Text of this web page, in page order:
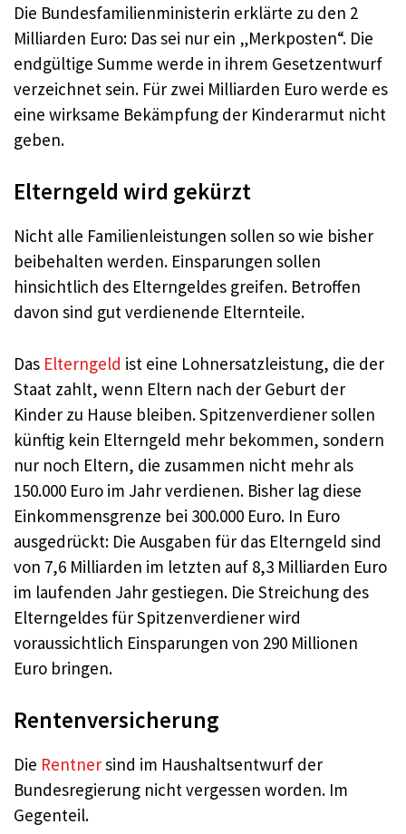
Die Bundesfamilienministerin erklärte zu den 2
Milliarden Euro: Das sei nur ein „Merkposten“. Die
endgültige Summe werde in ihrem Gesetzentwurf
verzeichnet sein. Für zwei Milliarden Euro werde es
eine wirksame Bekämpfung der Kinderarmut nicht
geben.
Elterngeld wird gekürzt
Nicht alle Familienleistungen sollen so wie bisher
beibehalten werden. Einsparungen sollen
hinsichtlich des Elterngeldes greifen. Betroffen
davon sind gut verdienende Elternteile.
Das Elterngeld ist eine Lohnersatzleistung, die der
Staat zahlt, wenn Eltern nach der Geburt der
Kinder zu Hause bleiben. Spitzenverdiener sollen
künftig kein Elterngeld mehr bekommen, sondern
nur noch Eltern, die zusammen nicht mehr als
150.000 Euro im Jahr verdienen. Bisher lag diese
Einkommensgrenze bei 300.000 Euro. In Euro
ausgedrückt: Die Ausgaben für das Elterngeld sind
von 7,6 Milliarden im letzten auf 8,3 Milliarden Euro
im laufenden Jahr gestiegen. Die Streichung des
Elterngeldes für Spitzenverdiener wird
voraussichtlich Einsparungen von 290 Millionen
Euro bringen.
Rentenversicherung
Die Rentnersind im Haushaltsentwurf der
Bundesregierung nicht vergessen worden. Im
Gegenteil.